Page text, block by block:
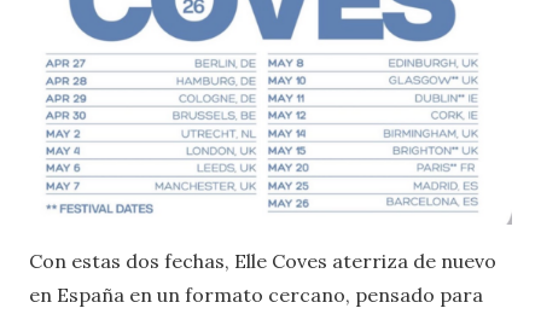
Con estas dos fechas, Elle Coves aterriza de nuevo
en España en un formato cercano, pensado para